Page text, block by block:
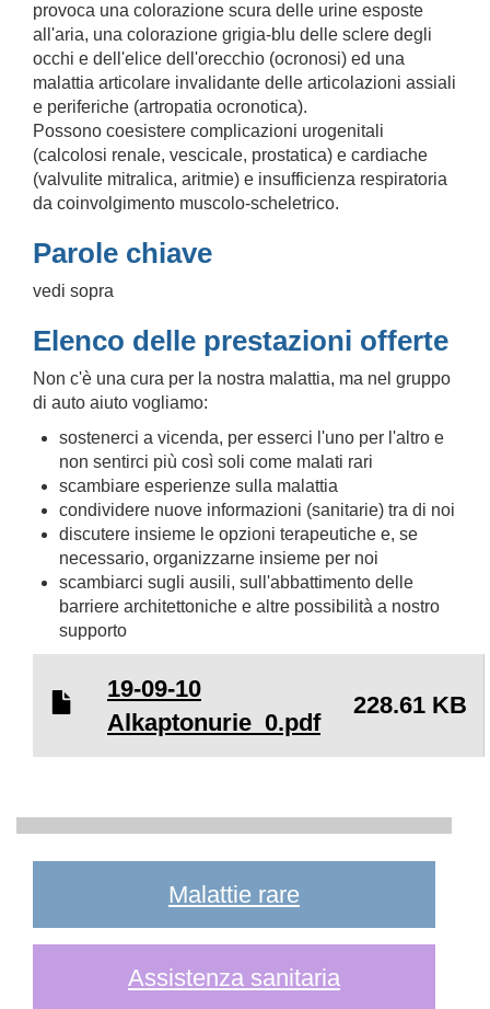
provoca una colorazione scura delle urine esposte
all'aria, una colorazione grigia-blu delle sclere degli
occhi e dell'elice dell'orecchio (ocronosi) ed una
malattia articolare invalidante delle articolazioni assiali
e periferiche (artropatia ocronotica).
Possono coesistere complicazioni urogenitali
(calcolosi renale, vescicale, prostatica) e cardiache
(valvulite mitralica, aritmie) e insufficienza respiratoria
da coinvolgimento muscolo-scheletrico.
Parole chiave
vedi sopra
Elenco delle prestazioni offerte
Non c'è una cura per la nostra malattia, ma nel gruppo
di auto aiuto vogliamo:
sostenerci a vicenda, per esserci l'uno per l'altro e
non sentirci più così soli come malati rari
scambiare esperienze sulla malattia
condividere nuove informazioni (sanitarie) tra di noi
discutere insieme le opzioni terapeutiche e, se
necessario, organizzarne insieme per noi
scambiarci sugli ausili, sull'abbattimento delle
barriere architettoniche e altre possibilità a nostro
supporto
19-09-10
Alkaptonurie_0.pdf
228.61 KB
Malattie rare
Assistenza sanitaria